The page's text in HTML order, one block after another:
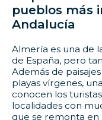
pueblos más
Andalucía
Almería es una de
de España, pero
Además de
playas vírgenes,
conocen los
localidades con
que se remonta en